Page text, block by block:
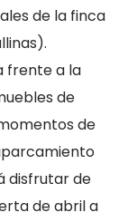
de la finca
frente a la
de
de
disfrutar de
de abril a